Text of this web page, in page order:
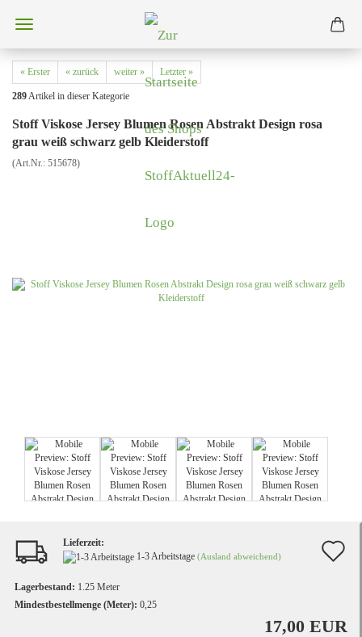
« Erster « zurück weiter » Letzter »
289Artikel in dieser Kategorie
Stoff Viskose Jersey Blumen Rosen Abstrakt Design rosa
grau weiß schwarz gelb Kleiderstoff
(Art.Nr.: 515678)
Lieferzeit:
1-3 Arbeitstage (Ausland abweichend)
Lagerbestand: 1.25 Meter
Mindestbestellmenge (Meter): 0,25
17,00 EUR